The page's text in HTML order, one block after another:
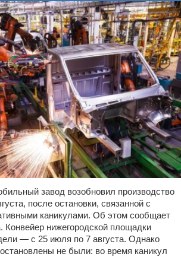
завод возобновил производство
после остановки, связанной с
каникулами. Об этом сообщает
Конвейер нижегородской площадки
— с 25 июля по 7 августа. Однако
не были: во время каникул